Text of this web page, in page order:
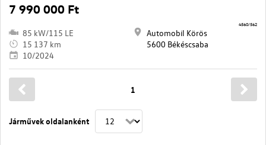
7 990 000 Ft
85 kW/115 LE
15 137 km
10/2024
Automobil Körös
5600 Békéscsaba
4560/562
Járművek oldalanként
1